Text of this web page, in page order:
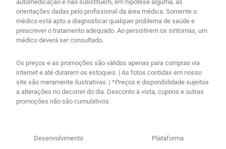
automedicação e não substituem, em hipótese alguma, as
orientações dadas pelo profissional da área médica. Somente o
médico está apto a diagnosticar qualquer problema de saúde e
prescrever o tratamento adequado. Ao persistirem os sintomas, um
médico deverá ser consultado.
Os preços e as promoções são válidos apenas para compras via
internet e até durarem os estoques. | As fotos contidas em nosso
site são meramente ilustrativas. | *Preços e disponibilidade sujeitos
a alterações no decorrer do dia. Desconto à vista, cupons e outras
promoções não são cumulativos.
Desenvolvimento Plataforma